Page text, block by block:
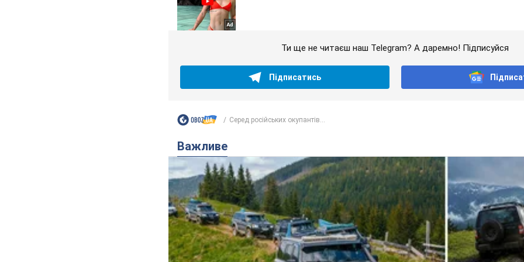
Ти ще не читаєш наш Telegram? А даремно! Підписуйся
Підписатись
Серед російських окупантів...
Важливе